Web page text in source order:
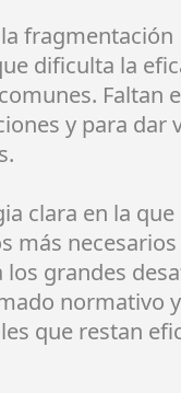
fragmentación
dificulta la
Faltan
y para dar
clara en la que
más
los grandes
normativo y
que restan